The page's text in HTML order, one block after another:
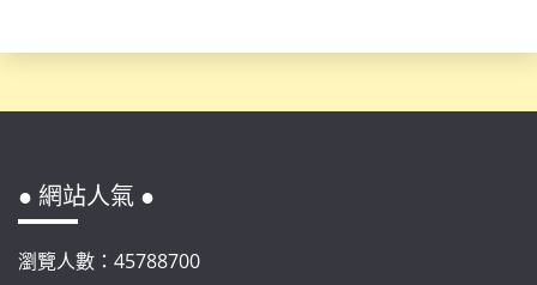
● 網站人氣 ●
瀏覽人數：45788700